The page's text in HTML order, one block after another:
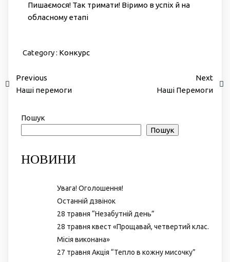
Пишаємося! Так тримати! Віримо в успіх й на
обласному етапі
Category : Конкурс
Previous
Наші перемоги
Next
Наші Перемоги
Пошук
Пошук
НОВИНИ
Увага! Оголошення!
Останній дзвінок
28 травня “Незабутній день”
28 травня квест «Прощавай, четвертий клас.
Місія виконана»
27 травня Акція “Тепло в кожну мисочку”